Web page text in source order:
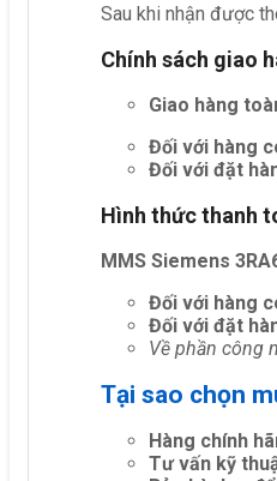
Sau khi nhận được
Chính sách giao
Giao hàng
Đối với hàng
Đối với đặt
Hình thức thanh
MMS Siemens
Đối với hàng
Đối với đặt
Về phần công
Tại sao chọn
Hàng chính
Tư vấn kỹ